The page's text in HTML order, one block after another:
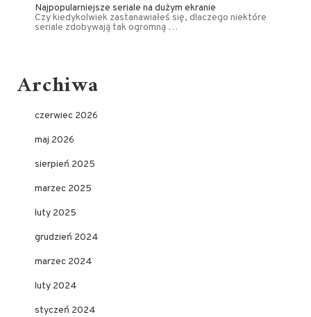
Najpopularniejsze seriale na dużym ekranie
Czy kiedykolwiek zastanawiałeś się, dlaczego niektóre
seriale zdobywają tak ogromną …
Archiwa
czerwiec 2026
maj 2026
sierpień 2025
marzec 2025
luty 2025
grudzień 2024
marzec 2024
luty 2024
styczeń 2024